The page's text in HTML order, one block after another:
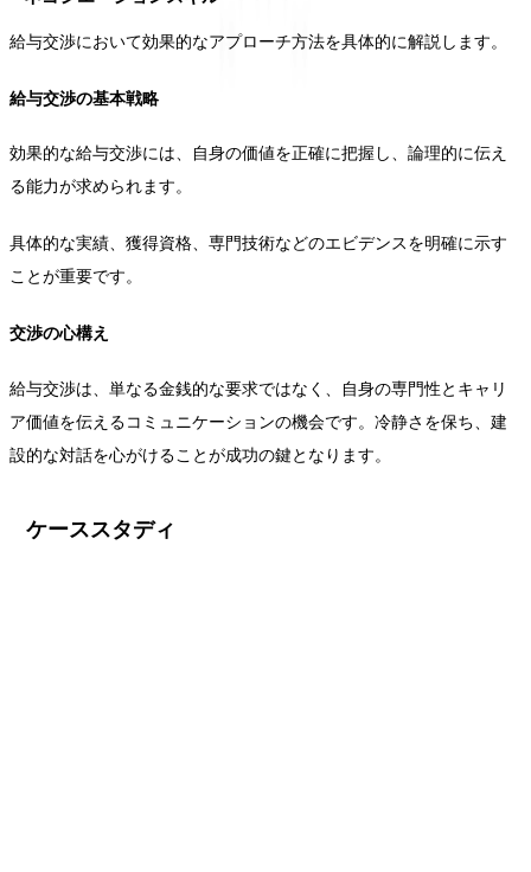
給与交渉において効果的なアプローチ方法を具体的に解説します。
給与交渉の基本戦略
効果的な給与交渉には、自身の価値を正確に把握し、論理的に伝え
る能力が求められます。
具体的な実績、獲得資格、専門技術などのエビデンスを明確に示す
ことが重要です。
交渉の心構え
給与交渉は、単なる金銭的な要求ではなく、自身の専門性とキャリ
ア価値を伝えるコミュニケーションの機会です。冷静さを保ち、建
設的な対話を心がけることが成功の鍵となります。
ケーススタディ